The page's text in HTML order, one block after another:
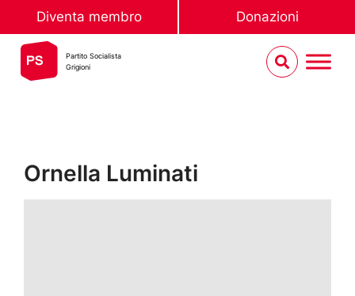
Diventa membro Donazioni
Partito Socialista
Grigioni
Ornella Luminati